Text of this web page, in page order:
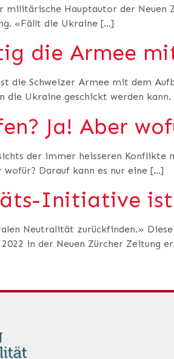
militärische Hauptautor der
«Fällt die Ukraine […]
die Armee
die Schweizer Armee mit dem
die Ukraine geschickt werden
Ja! Aber
der immer heisseren Konflikte
Darauf kann es nur eine […]
Initiative
Neutralität zurückfinden.»
in der Neuen Zürcher Zeitung